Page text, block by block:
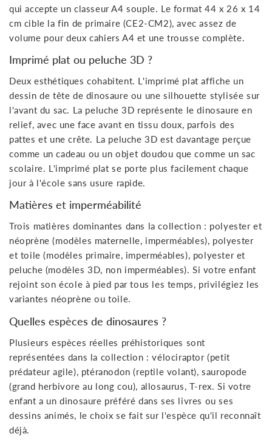
qui accepte un classeur A4 souple. Le format 44 x 26 x 14
cm cible la fin de primaire (CE2-CM2), avec assez de
volume pour deux cahiers A4 et une trousse complète.
Imprimé plat ou peluche 3D ?
Deux esthétiques cohabitent. L'imprimé plat affiche un
dessin de tête de dinosaure ou une silhouette stylisée sur
l'avant du sac. La peluche 3D représente le dinosaure en
relief, avec une face avant en tissu doux, parfois des
pattes et une crête. La peluche 3D est davantage perçue
comme un cadeau ou un objet doudou que comme un sac
scolaire. L'imprimé plat se porte plus facilement chaque
jour à l'école sans usure rapide.
Matières et imperméabilité
Trois matières dominantes dans la collection : polyester et
néoprène (modèles maternelle, imperméables), polyester
et toile (modèles primaire, imperméables), polyester et
peluche (modèles 3D, non imperméables). Si votre enfant
rejoint son école à pied par tous les temps, privilégiez les
variantes néoprène ou toile.
Quelles espèces de dinosaures ?
Plusieurs espèces réelles préhistoriques sont
représentées dans la collection : vélociraptor (petit
prédateur agile), ptéranodon (reptile volant), sauropode
(grand herbivore au long cou), allosaurus, T-rex. Si votre
enfant a un dinosaure préféré dans ses livres ou ses
dessins animés, le choix se fait sur l'espèce qu'il reconnaît
déjà.